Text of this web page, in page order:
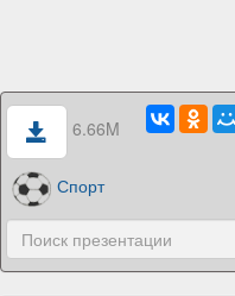
6.66M
Спорт